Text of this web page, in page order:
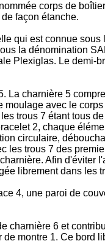
corps de
façon étanche.
qui est connue sous
la dénomination
Plexiglas. Le demi-
La charnière 5
avec le
trous 7 étant tous
2, chaque
circulaire,
les trous 7 des
Afin d'éviter
librement dans les
4, une paroi de
charnière 6 et
montre 1. Ce bord